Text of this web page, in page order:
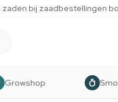
zaden bij zaadbestellingen
Growshop